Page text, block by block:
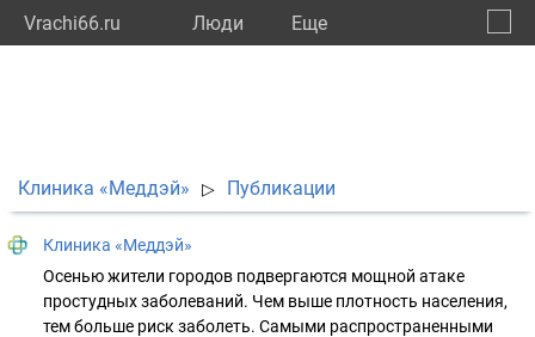
Vrachi66.ru Люди Eще
Клиника «Меддэй» ▷ Публикации
Клиника «Меддэй»
Осенью жители городов подвергаются мощной атаке
простудных заболеваний. Чем выше плотность населения,
тем больше риск заболеть. Самыми распространенными